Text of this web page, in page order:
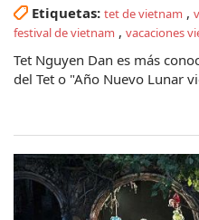
Etiquetas: tet de vietnam ,
festival de vietnam , vacaciones
Tet Nguyen Dan es más
del Tet o "Año Nuevo Lunar